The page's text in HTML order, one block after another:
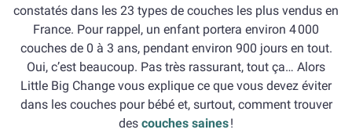
constatés dans les 23 types de couches les plus vendus en
France. Pour rappel, un enfant portera environ 4 000
couches de 0 à 3 ans, pendant environ 900 jours en tout.
Oui, c’est beaucoup. Pas très rassurant, tout ça… Alors
Little Big Change vous explique ce que vous devez éviter
dans les couches pour bébé et, surtout, comment trouver
des couches saines!